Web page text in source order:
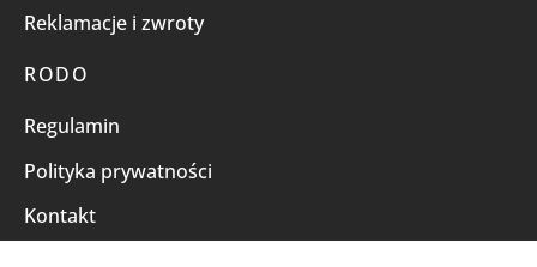
Reklamacje i zwroty
RODO
Regulamin
Polityka prywatności
Kontakt